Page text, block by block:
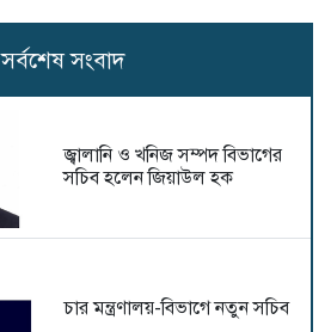
সর্বশেষ সংবাদ
জ্বালানি ও খনিজ সম্পদ বিভাগের
সচিব হলেন জিয়াউল হক
চার মন্ত্রণালয়-বিভাগে নতুন সচিব